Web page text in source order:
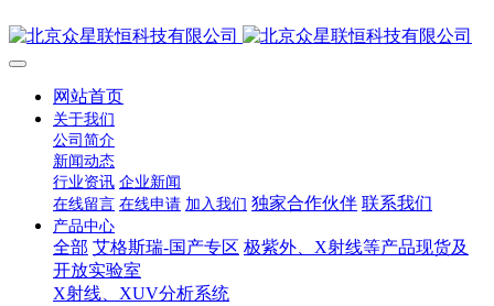
网站首页
关于我们
公司简介
新闻动态
行业资讯 企业新闻
在线留言 在线申请 加入我们 独家合作伙伴 联系我们
产品中心
全部 艾格斯瑞-国产专区 极紫外、X射线等产品现货及
开放实验室
X射线、XUV分析系统